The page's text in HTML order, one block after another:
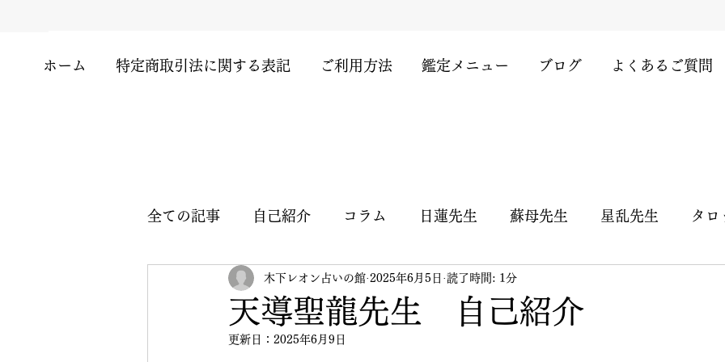
ホーム 特定商取引法に関する表記 ご利用方法 鑑定メニュー ブログ よくあるご質問
全ての記事 自己紹介 コラム 日蓮先生 蘇母先生 星乱先生 タロ
四柱推命 九竜天命先生 天照天珠先生 天導聖龍先生
天導聖龍先生 自己紹介
木下レオン占いの館 2025年6月5日 読了時間: 1分
更新日： 2025年6月9日